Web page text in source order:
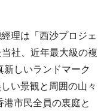
理は「西沙プロジェ
社、近年最大級の複
しいランドマーク
い景観と周囲の山々
市民全員の裏庭と